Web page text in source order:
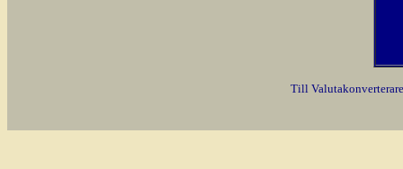
Till